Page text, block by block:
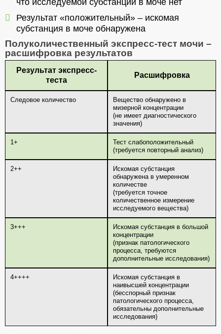
Результат «положительный» – искомая
субстанция в моче обнаружена
Полуколичественный экспресс-тест мочи –
расшифровка результатов
Результат экспресс-
теста
Расшифровка
Следовое количество
Вещество обнаружено в
мизерной концентрации
(не имеет диагностического
значения)
1+
Тест слабоположительный
(требуется повторный анализ)
2++
Искомая субстанция
обнаружена в умеренном
количестве
(требуется точное
количественное измерение
исследуемого вещества)
3+++
Искомая субстанция в большой
концентрации
(признак патологического
процесса, требуются
дополнительные исследования)
4++++
Искомая субстанция в
наивысшей концентрации
(бесспорный признак
патологического процесса,
обязательны дополнительные
исследования)